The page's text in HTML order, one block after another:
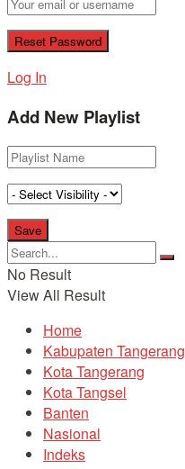
Log In
Add New Playlist
No Result
View All Result
Home
Kabupaten Tangerang
Kota Tangerang
Kota Tangsel
Banten
Nasional
Indeks